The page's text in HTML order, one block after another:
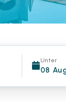
Unter
08